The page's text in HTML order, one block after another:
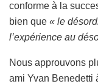
conforme à la
bien que « le
l’expérience au
Nous approuvons
ami Yvan Benedetti